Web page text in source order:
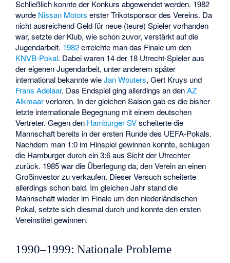
Schließlich konnte der Konkurs abgewendet werden. 1982
wurde Nissan Motors erster Trikotsponsor des Vereins. Da
nicht ausreichend Geld für neue (teure) Spieler vorhanden
war, setzte der Klub, wie schon zuvor, verstärkt auf die
Jugendarbeit. 1982erreichte man das Finale um den
KNVB-Pokal. Dabei waren 14 der 18 Utrecht-Spieler aus
der eigenen Jugendarbeit, unter anderem später
international bekannte wieJan Wouters,Gert Kruys und
Frans Adelaar. Das Endspiel ging allerdings an denAZ
Alkmaarverloren. In der gleichen Saison gab es die bisher
letzte internationale Begegnung mit einem deutschen
Vertreter. Gegen den Hamburger SVscheiterte die
Mannschaft bereits in der ersten Runde des UEFA-Pokals.
Nachdem man 1:0 im Hinspiel gewinnen konnte, schlugen
die Hamburger durch ein 3:6 aus Sicht der Utrechter
zurück. 1985 war die Überlegung da, den Verein an einen
Großinvestor zu verkaufen. Dieser Versuch scheiterte
allerdings schon bald. Im gleichen Jahr stand die
Mannschaft wieder im Finale um den niederländischen
Pokal, setzte sich diesmal durch und konnte den ersten
Vereinstitel gewinnen.
1990–1999: Nationale Probleme